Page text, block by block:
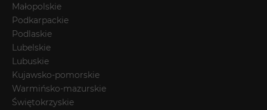
Małopolskie
Podkarpackie
Podlaskie
Lubelskie
Lubuskie
Kujawsko-pomorskie
Warmińsko-mazurskie
Świętokrzyskie